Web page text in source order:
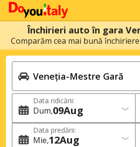
Închirieri auto în gara
Comparăm cea mai bună
Data ridicării:
Dum 09Aug
Data predării:
Mie 12Aug